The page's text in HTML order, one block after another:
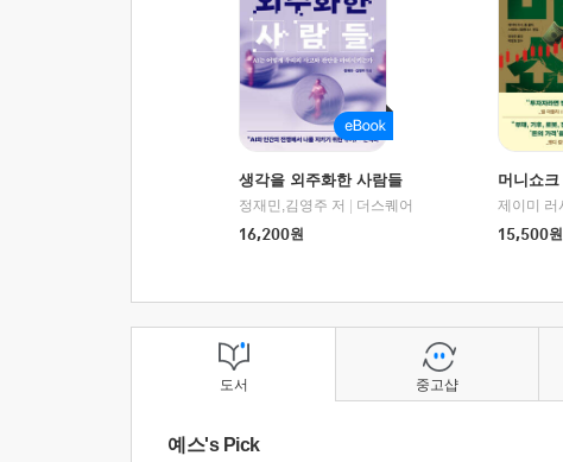
생각을 외주화한 사람들
정재민,김영주 저
더스퀘어
16,200원
머니쇼크
15,500원
도서
예스's Pick
중고샵